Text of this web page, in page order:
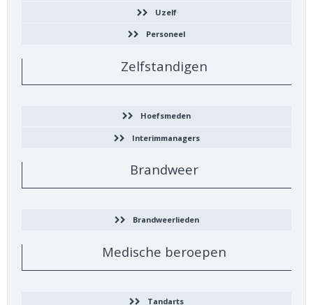
Uzelf
Personeel
Zelfstandigen
Hoefsmeden
Interimmanagers
Brandweer
Brandweerlieden
Medische beroepen
Tandarts